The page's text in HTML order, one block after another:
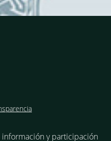
y participación